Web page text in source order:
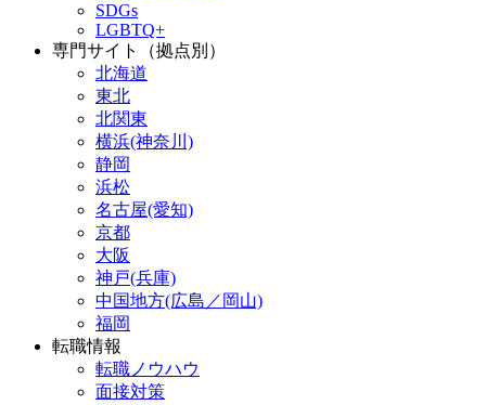
SDGs
LGBTQ+
専門サイト（拠点別）
北海道
東北
北関東
横浜(神奈川)
静岡
浜松
名古屋(愛知)
京都
大阪
神戸(兵庫)
中国地方(広島／岡山)
福岡
転職情報
転職ノウハウ
面接対策